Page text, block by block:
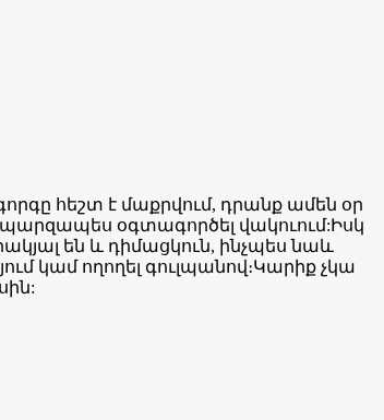
հեշտ է մաքրվում, դրանք ամեն օր
օգտագործել վակուում:Իսկ
են և դիմացկուն, ինչպես նաև
կամ ողողել գուլպանով։Կարիք չկա